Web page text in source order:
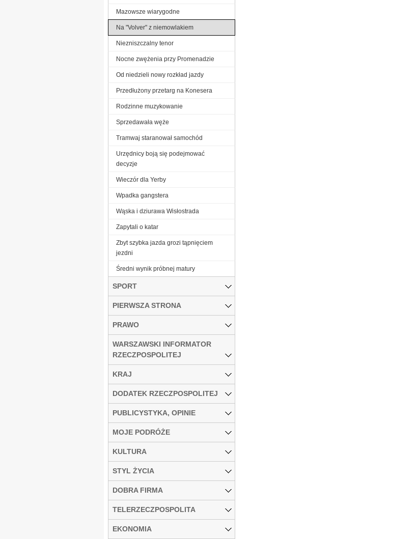
Mazowsze wiarygodne
Na "Volver" z niemowlakiem
Niezniszczalny tenor
Nocne zwężenia przy Promenadzie
Od niedzieli nowy rozkład jazdy
Przedłużony przetarg na Konesera
Rodzinne muzykowanie
Sprzedawała węże
Tramwaj staranował samochód
Urzędnicy boją się podejmować
decyzje
Wieczór dla Yerby
Wpadka gangstera
Wąska i dziurawa Wisłostrada
Zapytali o katar
Zbyt szybka jazda grozi tąpnięciem
jezdni
Średni wynik próbnej matury
SPORT
PIERWSZA STRONA
PRAWO
WARSZAWSKI INFORMATOR
RZECZPOSPOLITEJ
KRAJ
DODATEK RZECZPOSPOLITEJ
PUBLICYSTYKA, OPINIE
MOJE PODRÓŻE
KULTURA
STYL ŻYCIA
DOBRA FIRMA
TELERZECZPOSPOLITA
EKONOMIA